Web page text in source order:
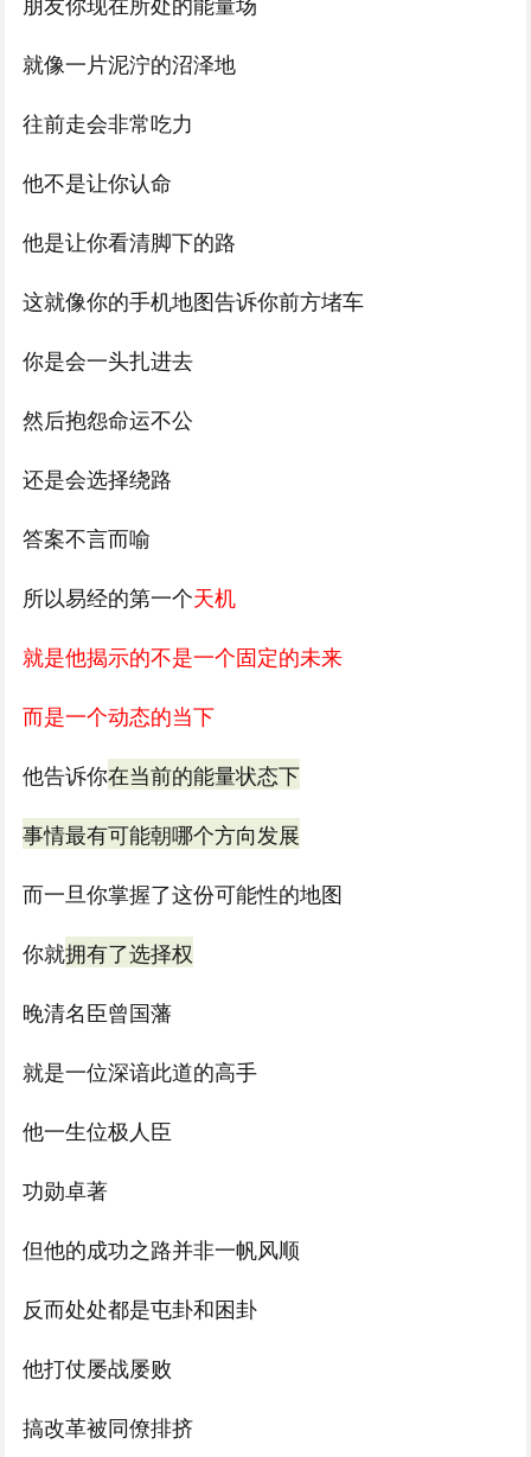
就像一片泥泞的沼泽地
往前走会非常吃力
他不是让你认命
他是让你看清脚下的路
这就像你的手机地图告诉你前方堵车
你是会一头扎进去
然后抱怨命运不公
还是会选择绕路
答案不言而喻
所以易经的第一个天机
就是他揭示的不是一个固定的未来
而是一个动态的当下
他告诉你在当前的能量状态下
事情最有可能朝哪个方向发展
而一旦你掌握了这份可能性的地图
你就拥有了选择权
晚清名臣曾国藩
就是一位深谙此道的高手
他一生位极人臣
功勋卓著
但他的成功之路并非一帆风顺
反而处处都是屯卦和困卦
他打仗屡战屡败
搞改革被同僚排挤